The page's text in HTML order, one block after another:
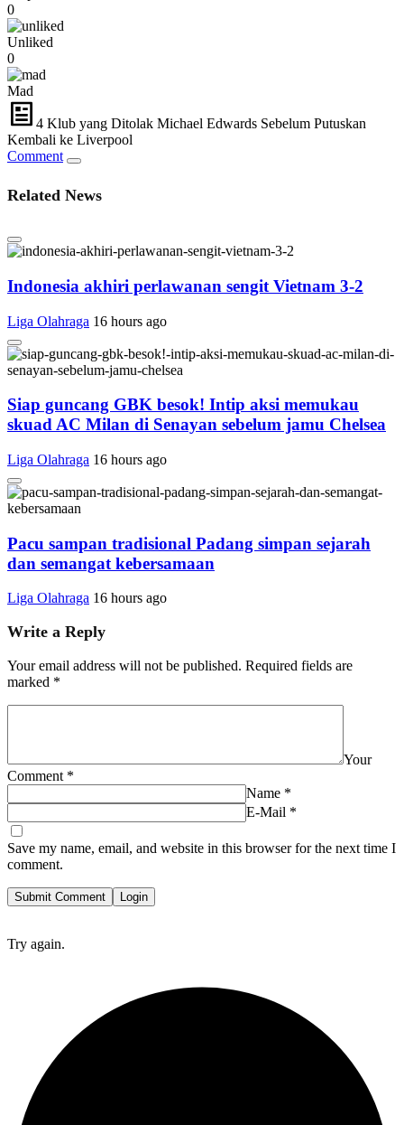
0
Unliked
0
Mad
4 Klub yang Ditolak Michael Edwards Sebelum Putuskan
Kembali ke Liverpool
Comment
Related News
Indonesia akhiri perlawanan sengit Vietnam 3-2
Liga Olahraga 16 hours ago
Siap guncang GBK besok! Intip aksi memukau
skuad AC Milan di Senayan sebelum jamu Chelsea
Liga Olahraga 16 hours ago
Pacu sampan tradisional Padang simpan sejarah
dan semangat kebersamaan
Liga Olahraga 16 hours ago
Write a Reply
Your email address will not be published. Required fields are
marked *
Your
Comment*
Name *
E-Mail *
Save my name, email, and website in this browser for the next time I
comment.
Submit Comment Login
Try again.